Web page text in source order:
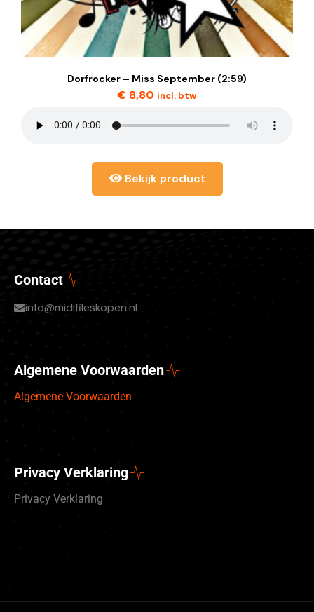
Dorfrocker – Miss September (2:59)
€ 8,80 incl. btw
Bekijk product
Contact
info@midifileskopen.nl
Algemene Voorwaarden
Algemene Voorwaarden
Privacy Verklaring
Privacy Verklaring